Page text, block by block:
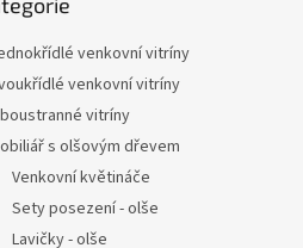
venkovní vitríny
venkovní vitríny
vitríny
s olšovým dřevem
Venkovní květináče
Sety posezení - olše
Lavičky - olše